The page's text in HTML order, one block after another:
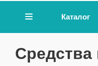
Каталог
Средства